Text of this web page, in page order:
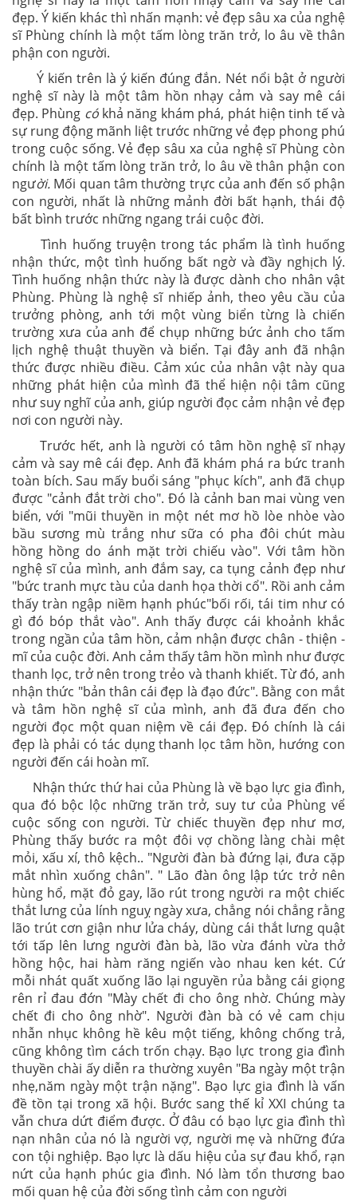
đẹp. Ý kiến khác thì nhấn mạnh: vẻ đẹp sâu xa của nghệ
sĩ Phùng chính là một tấm lòng trăn trở, lo âu về thân
phận con người.
Ý kiến trên là ý kiến đúng đắn. Nét nổi bật ở người
nghệ sĩ này là một tâm hồn nhạy cảm và say mê cái
đẹp. Phùng có khả năng khám phá, phát hiện tinh tế và
sự rung động mãnh liệt trước những vẻ đẹp phong phú
trong cuộc sống. Vẻ đẹp sâu xa của nghệ sĩ Phùng còn
chính là một tấm lòng trăn trở, lo âu về thân phận con
người. Mối quan tâm thường trực của anh đến số phận
con người, nhất là những mảnh đời bất hạnh, thái độ
bất bình trước những ngang trái cuộc đời.
Tình huống truyện trong tác phẩm là tình huống
nhận thức, một tình huống bất ngờ và đầy nghịch lý.
Tình huống nhận thức này là được dành cho nhân vật
Phùng. Phùng là nghệ sĩ nhiếp ảnh, theo yêu cầu của
trưởng phòng, anh tới một vùng biển từng là chiến
trường xưa của anh để chụp những bức ảnh cho tấm
lịch nghệ thuật thuyền và biển. Tại đây anh đã nhận
thức được nhiều điều. Cảm xúc của nhân vật này qua
những phát hiện của mình đã thể hiện nội tâm cũng
như suy nghĩ của anh, giúp người đọc cảm nhận vẻ đẹp
nơi con người này.
Trước hết, anh là người có tâm hồn nghệ sĩ nhạy
cảm và say mê cái đẹp. Anh đã khám phá ra bức tranh
toàn bích. Sau mấy buổi sáng "phục kích", anh đã chụp
được "cảnh đắt trời cho". Đó là cảnh ban mai vùng ven
biển, với "mũi thuyền in một nét mơ hồ lòe nhòe vào
bầu sương mù trắng như sữa có pha đôi chút màu
hồng hồng do ánh mặt trời chiếu vào". Với tâm hồn
nghệ sĩ của mình, anh đắm say, ca tụng cảnh đẹp như
"bức tranh mực tàu của danh họa thời cổ". Rồi anh cảm
thấy tràn ngập niềm hạnh phúc"bối rối, tái tim như có
gì đó bóp thắt vào". Anh thấy được cái khoảnh khắc
trong ngần của tâm hồn, cảm nhận được chân - thiện -
mĩ của cuộc đời. Anh cảm thấy tâm hồn mình như được
thanh lọc, trở nên trong trẻo và thanh khiết. Từ đó, anh
nhận thức "bản thân cái đẹp là đạo đức". Bằng con mắt
và tâm hồn nghệ sĩ của mình, anh đã đưa đến cho
người đọc một quan niệm về cái đẹp. Đó chính là cái
đẹp là phải có tác dụng thanh lọc tâm hồn, hướng con
người đến cái hoàn mĩ.
Nhận thức thứ hai của Phùng là về bạo lực gia đình,
qua đó bộc lộc những trăn trở, suy tư của Phùng vể
cuộc sống con người. Từ chiếc thuyền đẹp như mơ,
Phùng thấy bước ra một đôi vợ chồng làng chài mệt
mỏi, xấu xí, thô kệch.. "Người đàn bà đứng lại, đưa cặp
mắt nhìn xuống chân". " Lão đàn ông lập tức trở nên
hùng hổ, mặt đỏ gay, lão rút trong người ra một chiếc
thắt lưng của lính nguỵ ngày xưa, chẳng nói chẳng rằng
lão trút cơn giận như lửa cháy, dùng cái thắt lưng quật
tới tấp lên lưng người đàn bà, lão vừa đánh vừa thở
hồng hộc, hai hàm răng ngiến vào nhau ken két. Cứ
mỗi nhát quất xuống lão lại nguyền rủa bằng cái giọng
rên rỉ đau đớn "Mày chết đi cho ông nhờ. Chúng mày
chết đi cho ông nhờ". Người đàn bà có vẻ cam chịu
nhẫn nhục không hề kêu một tiếng, không chống trả,
cũng không tìm cách trốn chạy. Bạo lực trong gia đình
thuyền chài ấy diễn ra thường xuyên "Ba ngày một trận
nhẹ,năm ngày một trận nặng". Bạo lực gia đình là vấn
đề tồn tại trong xã hội. Bước sang thế kỉ XXI chúng ta
vẫn chưa dứt điểm được. Ở đâu có bạo lực gia đình thì
nạn nhân của nó là người vợ, người mẹ và những đứa
con tội nghiệp. Bạo lực là dấu hiệu của sự đau khổ, rạn
nứt của hạnh phúc gia đình. Nó làm tổn thương bao
mối quan hệ của đời sống tình cảm con người